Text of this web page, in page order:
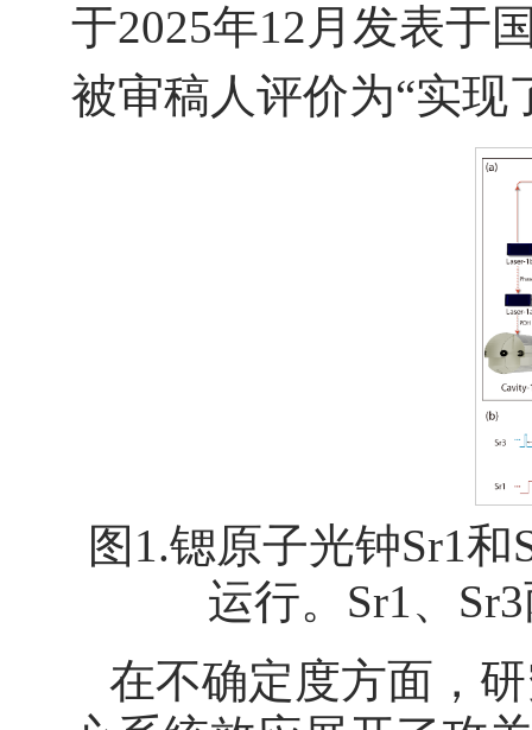
于2025年12月发表于
被审稿人评价为“实现
图1.锶原子光钟Sr1
运行。Sr1、
在不确定度方面，